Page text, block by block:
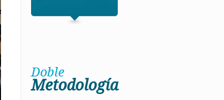
Doble
Metodología